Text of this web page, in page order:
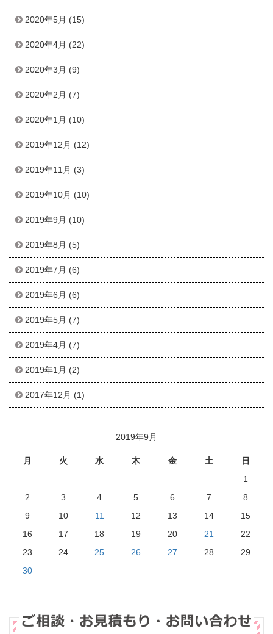
2020年5月 (15)
2020年4月 (22)
2020年3月 (9)
2020年2月 (7)
2020年1月 (10)
2019年12月 (12)
2019年11月 (3)
2019年10月 (10)
2019年9月 (10)
2019年8月 (5)
2019年7月 (6)
2019年6月 (6)
2019年5月 (7)
2019年4月 (7)
2019年1月 (2)
2017年12月 (1)
2019年9月
月 火 水 木 金 土
日
1
2
3 4 5 6 7
8
9
10 11 12 13 14
15
16
17 18 19 20 21
22
23
24 25 26 27 28
29
30